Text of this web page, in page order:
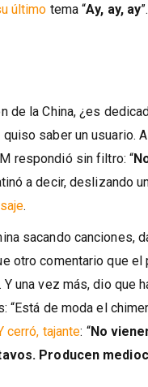
último tema “Ay, ay, ay”.
de la China, ¿es
quiso saber un usuario.
respondió sin filtro: “
a decir, deslizando
.
sacando canciones,
otro comentario que
una vez más, dio que
“Está de moda el
cerró, tajante: “No
Producen